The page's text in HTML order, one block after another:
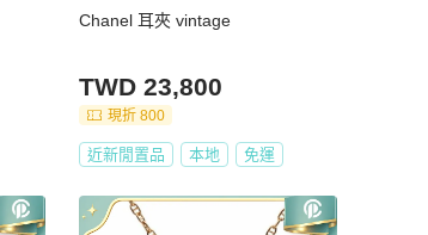
Chanel 耳夾 vintage
TWD 23,800
現折 800
近新閒置品 本地 免運